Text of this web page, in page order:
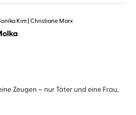
Kim Christiane Marx
Zeugen – nur Täter und eine Frau,